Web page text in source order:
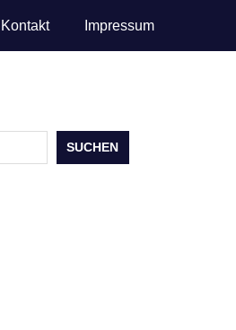
Kontakt Impressum
SUCHEN